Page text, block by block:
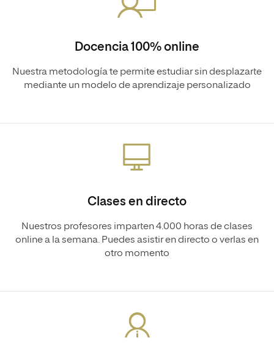
Docencia 100% online
Nuestra metodología te permite estudiar sin desplazarte
mediante un modelo de aprendizaje personalizado
Clases en directo
Nuestros profesores imparten 4.000 horas de clases
online a la semana. Puedes asistir en directo o verlas en
otro momento